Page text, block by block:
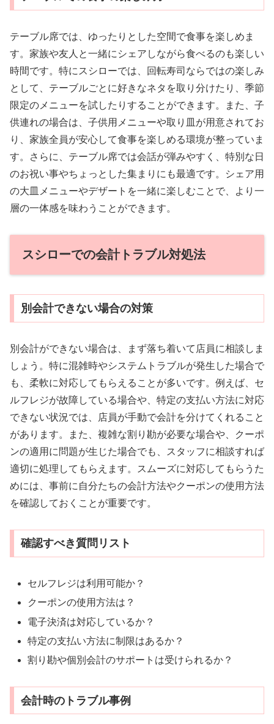
テーブル席では、ゆったりとした空間で食事を楽しめま
す。家族や友人と一緒にシェアしながら食べるのも楽しい
時間です。特にスシローでは、回転寿司ならではの楽しみ
として、テーブルごとに好きなネタを取り分けたり、季節
限定のメニューを試したりすることができます。また、子
供連れの場合は、子供用メニューや取り皿が用意されてお
り、家族全員が安心して食事を楽しめる環境が整っていま
す。さらに、テーブル席では会話が弾みやすく、特別な日
のお祝い事やちょっとした集まりにも最適です。シェア用
の大皿メニューやデザートを一緒に楽しむことで、より一
層の一体感を味わうことができます。
スシローでの会計トラブル対処法
別会計できない場合の対策
別会計ができない場合は、まず落ち着いて店員に相談しま
しょう。特に混雑時やシステムトラブルが発生した場合で
も、柔軟に対応してもらえることが多いです。例えば、セ
ルフレジが故障している場合や、特定の支払い方法に対応
できない状況では、店員が手動で会計を分けてくれること
があります。また、複雑な割り勘が必要な場合や、クーポ
ンの適用に問題が生じた場合でも、スタッフに相談すれば
適切に処理してもらえます。スムーズに対応してもらうた
めには、事前に自分たちの会計方法やクーポンの使用方法
を確認しておくことが重要です。
確認すべき質問リスト
セルフレジは利用可能か？
クーポンの使用方法は？
電子決済は対応しているか？
特定の支払い方法に制限はあるか？
割り勘や個別会計のサポートは受けられるか？
会計時のトラブル事例